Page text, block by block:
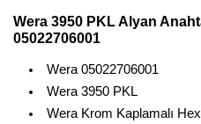
Wera 3950 PKL Alyan
05022706001
Wera 05022706001
Wera 3950 PKL
Wera Krom Kaplamalı